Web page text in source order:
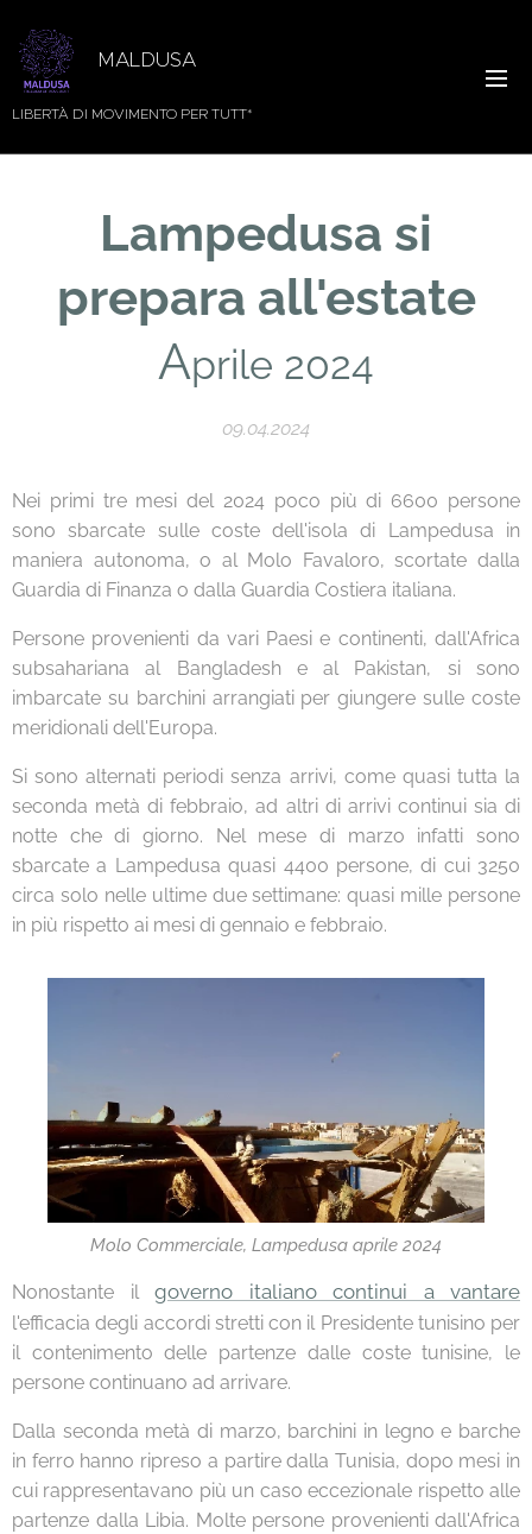
MALDUSA
LIBERTÀ DI MOVIMENTO PER TUTT*
Lampedusa si
prepara all'estate
Aprile 2024
09.04.2024
Nei primi tre mesi del 2024 poco più di 6600 persone
sono sbarcate sulle coste dell'isola di Lampedusa in
maniera autonoma, o al Molo Favaloro, scortate dalla
Guardia di Finanza o dalla Guardia Costiera italiana.
Persone provenienti da vari Paesi e continenti, dall'Africa
subsahariana al Bangladesh e al Pakistan, si sono
imbarcate su barchini arrangiati per giungere sulle coste
meridionali dell'Europa.
Si sono alternati periodi senza arrivi, come quasi tutta la
seconda metà di febbraio, ad altri di arrivi continui sia di
notte che di giorno. Nel mese di marzo infatti sono
sbarcate a Lampedusa quasi 4400 persone, di cui 3250
circa solo nelle ultime due settimane: quasi mille persone
in più rispetto ai mesi di gennaio e febbraio.
Molo Commerciale, Lampedusa aprile 2024
Nonostante il governo italiano continui a vantare
l'efficacia degli accordi stretti con il Presidente tunisino per
il contenimento delle partenze dalle coste tunisine, le
persone continuano ad arrivare.
Dalla seconda metà di marzo, barchini in legno e barche
in ferro hanno ripreso a partire dalla Tunisia, dopo mesi in
cui rappresentavano più un caso eccezionale rispetto alle
partenze dalla Libia. Molte persone provenienti dall'Africa